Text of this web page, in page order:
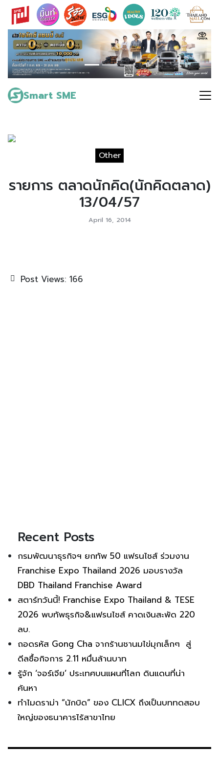
Skip
content
Smart SME
Search
for:
Other
รายการ ตลาดนักคิด(นักคิดตลาด)
13/04/57
April 16, 2014
Post Views: 166
Recent Posts
กรมพัฒนาธุรกิจฯ ยกทัพ 50 แฟรนไชส์ ร่วมงาน
Franchise Expo Thailand 2026 มอบรางวัล
DBD Thailand Franchise Award
สตาร์ทวันนี้! Franchise Expo Thailand & TESE
2026 พบทัพธุรกิจ&แฟรนไชส์ คาดเงินสะพัด 220
ลบ.
ถอดรหัส Gong Cha จากร้านชานมไข่มุกเล็กๆ สู่
ดีลซื้อกิจการ 2.11 หมื่นล้านบาท
รู้จัก ‘จอร์เจีย’ ประเทศบนแผนที่โลก ดินแดนที่น่า
ค้นหา
ทำไมดราม่า “นักบิด” ของ CLICX ถึงเป็นบททดสอบ
ใหญ่ของธนาคารไร้สาขาไทย